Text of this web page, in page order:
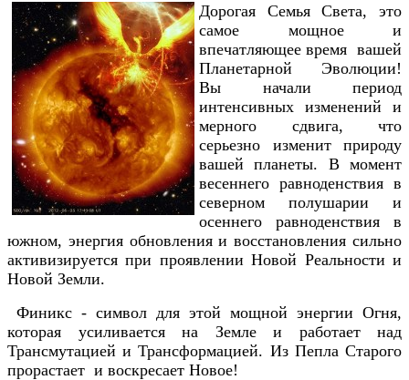
Дорогая Семья Света, это
самое мощное и
впечатляющее время вашей
Планетарной Эволюции!
Вы начали период
интенсивных изменений и
мерного сдвига, что
серьезно изменит природу
вашей планеты. В момент
весеннего равноденствия в
северном полушарии и
осеннего равноденствия в
южном, энергия обновления и восстановления сильно
активизируется при проявлении Новой Реальности и
Новой Земли.
Финикс - символ для этой мощной энергии Огня,
которая усиливается на Земле и работает над
Трансмутацией и Трансформацией. Из Пепла Старого
прорастает и воскресает Новое!